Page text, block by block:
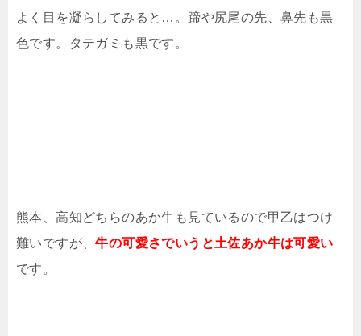
よく目を凝らしてみると…。蹄や尻尾の先、鼻先も黒
色です。タテガミも黒です。
熊本、高知どちらのあか牛も見ているので甲乙はつけ
難いですが、牛の可愛さでいうと土佐あか牛は可愛い
です。